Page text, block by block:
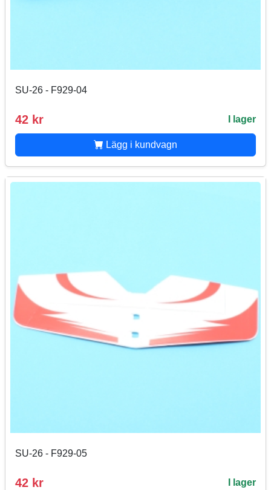
SU-26 - F929-04
42 kr I lager
Lägg i kundvagn
SU-26 - F929-05
42 kr I lager